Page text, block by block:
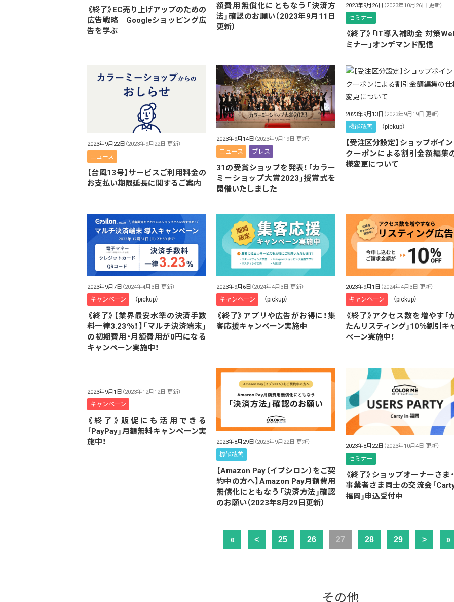
《終了》EC売り上げアップのための
広告戦略 Googleショッピング広
告を学ぶ
額費用無償化にともなう「決済方
法」確認のお願い（2023年9月11日
更新）
2023年9月26日 （2023年10月26日 更新）
セミナー
《終了》「IT導入補助金 対策
ミナー」オンデマンド配信
2023年9月22日 （2023年9月22日 更新）
ニュース
【台風13号】サービスご利用料金の
お支払い期限延長に関するご案内
2023年9月14日 （2023年9月19日 更新）
ニュース プレス
31の受賞ショップを発表！「カラー
ミーショップ大賞2023」授賞式を
開催いたしました
2023年9月13日 （2023年9月19日 更新）
機能改善 （pickup）
【受注区分設定】ショップポイン
クーポンによる割引金額編集
様変更について
2023年9月7日 （2024年4月3日 更新）
キャンペーン （pickup）
《終了》【業界最安水準の決済手数
料一律3.23％！】「マルチ決済端末」
の初期費用・月額費用が0円になる
キャンペーン実施中！
2023年9月6日 （2024年4月3日 更新）
キャンペーン （pickup）
《終了》アプリや広告がお得に！集
客応援キャンペーン実施中
2023年9月1日 （2024年4月3日 更新）
キャンペーン （pickup）
《終了》アクセス数を増やす「
たんリスティング」10％割引キ
ペーン実施中！
2023年9月1日 （2023年12月12日 更新）
キャンペーン
《終了》販促にも活用できる
「PayPay」月額無料キャンペーン実
施中！
2023年8月29日 （2023年9月22日 更新）
機能改善
【Amazon Pay（イプシロン）をご契
約中の方へ】Amazon Pay月額費用
無償化にともなう「決済方法」確認
のお願い（2023年8月29日更新）
2023年8月22日 （2023年10月4日 更新）
セミナー
《終了》ショップオーナーさま
事業者さま同士の交流会「
福岡」申込受付中
« < 25 26 27 28 29 > »
その他